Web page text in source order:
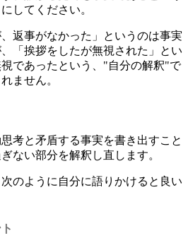
してください。
返事がなかった」というのは事実
「挨拶をしたが無視された」とい
であったという、"自分の解釈"で
ません。
考と 矛盾する事実を書き出すこと
ない部分を解釈し直します。
のように自分に語りかけると良い